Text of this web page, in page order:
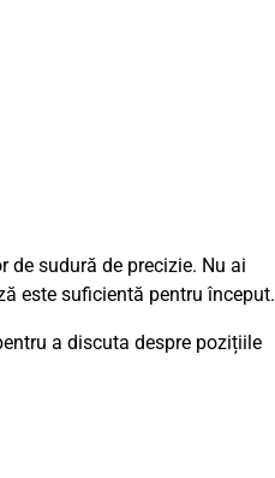
de sudură de precizie. Nu ai
este suficientă pentru început.
a discuta despre pozițiile